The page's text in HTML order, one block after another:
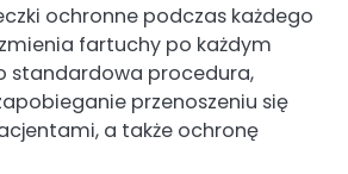
ochronne podczas każdego
fartuchy po każdym
standardowa procedura,
przenoszeniu się
a także ochronę